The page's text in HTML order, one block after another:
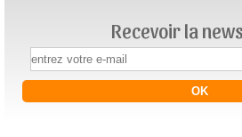
Recevoir la